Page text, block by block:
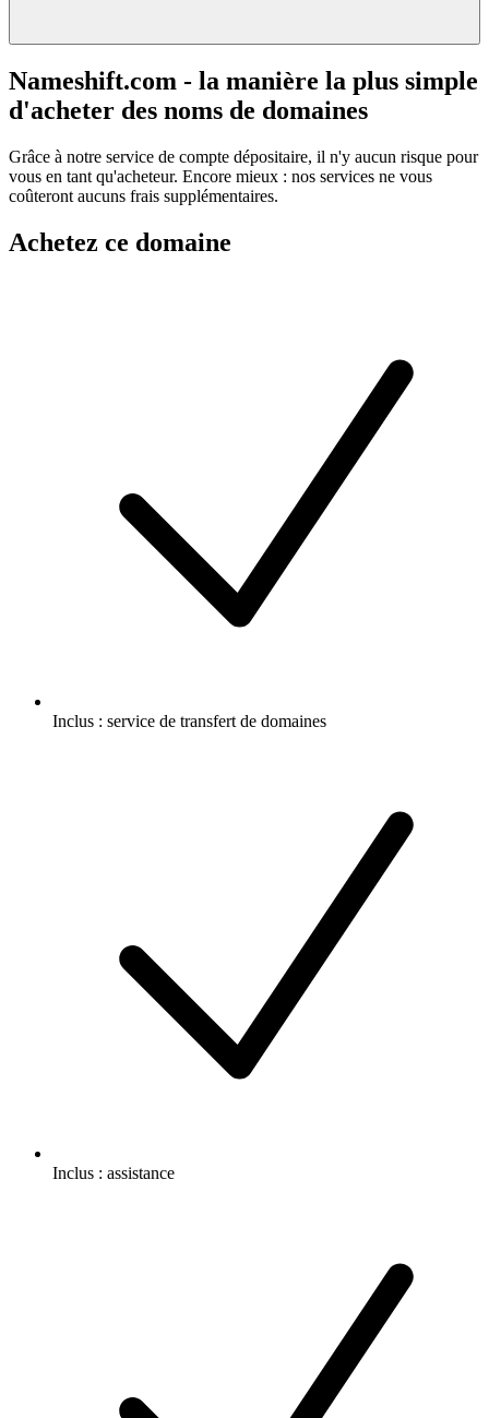
Nameshift.com - la manière la plus simple
d'acheter des noms de domaines
Grâce à notre service de compte dépositaire, il n'y aucun risque pour
vous en tant qu'acheteur. Encore mieux : nos services ne vous
coûteront aucuns frais supplémentaires.
Achetez ce domaine
Inclus : service de transfert de domaines
Inclus : assistance